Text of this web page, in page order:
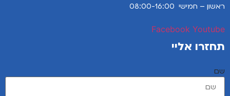
ראשון – חמישי 08:00-16:00
Facebook Youtube
תחזרו אליי
שם